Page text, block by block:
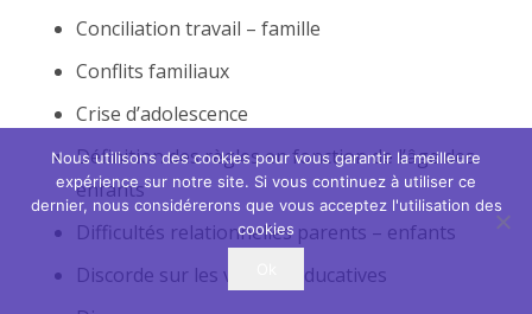
Conciliation travail – famille
Conflits familiaux
Crise d’adolescence
Définition des règles en fonction de l’âge des
enfants
Difficultés relationnelles parents – enfants
Discorde sur les valeurs éducatives
Nous utilisons des cookies pour vous garantir la meilleure
expérience sur notre site. Si vous continuez à utiliser ce
dernier, nous considérerons que vous acceptez l'utilisation des
cookies